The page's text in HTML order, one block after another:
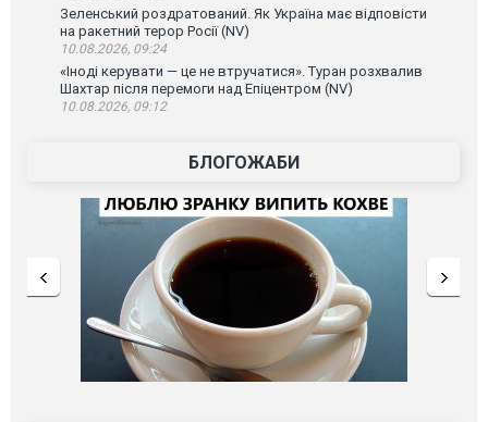
Зеленський роздратований. Як Україна має відповісти
на ракетний терор Росії (NV)
10.08.2026, 09:24
«Іноді керувати — це не втручатися». Туран розхвалив
Шахтар після перемоги над Епіцентром (NV)
10.08.2026, 09:12
БЛОГОЖАБИ